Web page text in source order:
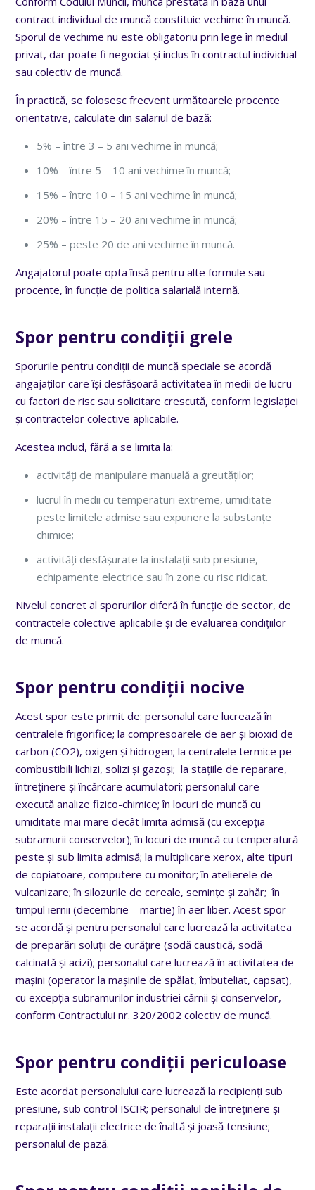
contract individual de muncă constituie vechime în muncă.
Sporul de vechime nu este obligatoriu prin lege în mediul
privat, dar poate fi negociat și inclus în contractul individual
sau colectiv de muncă.
În practică, se folosesc frecvent următoarele procente
orientative, calculate din salariul de bază:
5% – între 3 – 5 ani vechime în muncă;
10% – între 5 – 10 ani vechime în muncă;
15% – între 10 – 15 ani vechime în muncă;
20% – între 15 – 20 ani vechime în muncă;
25% – peste 20 de ani vechime în muncă.
Angajatorul poate opta însă pentru alte formule sau
procente, în funcție de politica salarială internă.
Spor pentru condiții grele
Sporurile pentru condiții de muncă speciale se acordă
angajaților care își desfășoară activitatea în medii de lucru
cu factori de risc sau solicitare crescută, conform legislației
și contractelor colective aplicabile.
Acestea includ, fără a se limita la:
activități de manipulare manuală a greutăților;
lucrul în medii cu temperaturi extreme, umiditate
peste limitele admise sau expunere la substanțe
chimice;
activități desfășurate la instalații sub presiune,
echipamente electrice sau în zone cu risc ridicat.
Nivelul concret al sporurilor diferă în funcție de sector, de
contractele colective aplicabile și de evaluarea condițiilor
de muncă.
Spor pentru condiții nocive
Acest spor este primit de: personalul care lucrează în
centralele frigorifice; la compresoarele de aer și bioxid de
carbon (CO2), oxigen și hidrogen; la centralele termice pe
combustibili lichizi, solizi și gazoși; la stațiile de reparare,
întreținere și încărcare acumulatori; personalul care
execută analize fizico-chimice; în locuri de muncă cu
umiditate mai mare decât limita admisă (cu excepția
subramurii conservelor); în locuri de muncă cu temperatură
peste și sub limita admisă; la multiplicare xerox, alte tipuri
de copiatoare, computere cu monitor; în atelierele de
vulcanizare; în silozurile de cereale, semințe și zahăr; în
timpul iernii (decembrie – martie) în aer liber. Acest spor
se acordă și pentru personalul care lucrează la activitatea
de preparări soluții de curățire (sodă caustică, sodă
calcinată și acizi); personalul care lucrează în activitatea de
mașini (operator la mașinile de spălat, îmbuteliat, capsat),
cu excepția subramurilor industriei cărnii și conservelor,
conform Contractului nr. 320/2002 colectiv de muncă.
Spor pentru condiții periculoase
Este acordat personalului care lucrează la recipienți sub
presiune, sub control ISCIR; personalul de întreținere și
reparații instalații electrice de înaltă și joasă tensiune;
personalul de pază.